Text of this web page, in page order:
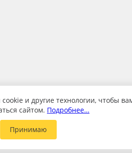
и другие технологии, чтобы
сайтом. Подробнее…
Принимаю